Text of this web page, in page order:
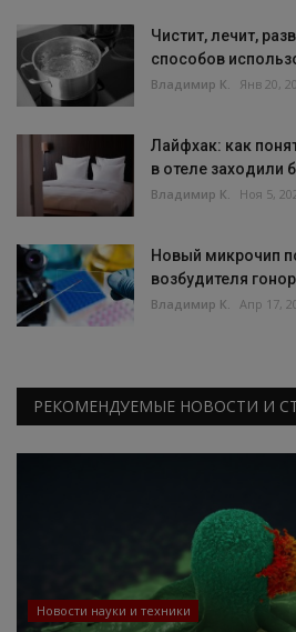
Чистит, лечит,
способов
Владимир К. Янв 20,
Лайфхак: как
в отеле заходили
Владимир К. Ноя 5,
Новый микрочип
возбудителя
Владимир К. Апр 17,
РЕКОМЕНДУЕМЫЕ НОВОСТИ И
Новости науки и техники